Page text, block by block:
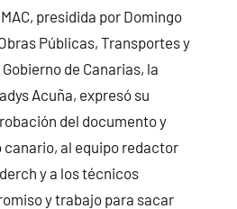
presidida por Domingo
Públicas, Transportes y
de Canarias, la
Acuña, expresó su
del documento y
canario, al equipo redactor
y a los técnicos
y trabajo para sacar